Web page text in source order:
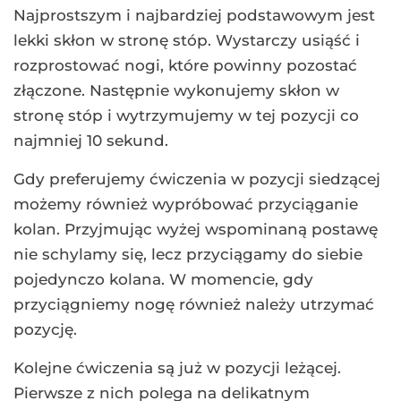
Najprostszym i najbardziej podstawowym jest
lekki skłon w stronę stóp. Wystarczy usiąść i
rozprostować nogi, które powinny pozostać
złączone. Następnie wykonujemy skłon w
stronę stóp i wytrzymujemy w tej pozycji co
najmniej 10 sekund.
Gdy preferujemy ćwiczenia w pozycji siedzącej
możemy również wypróbować przyciąganie
kolan. Przyjmując wyżej wspominaną postawę
nie schylamy się, lecz przyciągamy do siebie
pojedynczo kolana. W momencie, gdy
przyciągniemy nogę również należy utrzymać
pozycję.
Kolejne ćwiczenia są już w pozycji leżącej.
Pierwsze z nich polega na delikatnym